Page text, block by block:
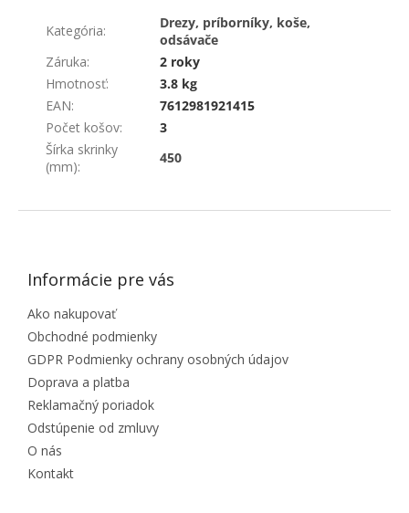
Kategória:
Drezy, príborníky, koše,
odsávače
Záruka:
2 roky
Hmotnosť:
3.8 kg
EAN:
7612981921415
Počet košov:
3
Šírka skrinky
(mm):
450
ZÁPÄTIE
Informácie pre vás
Ako nakupovať
Obchodné podmienky
GDPR Podmienky ochrany osobných údajov
Doprava a platba
Reklamačný poriadok
Odstúpenie od zmluvy
O nás
Kontakt